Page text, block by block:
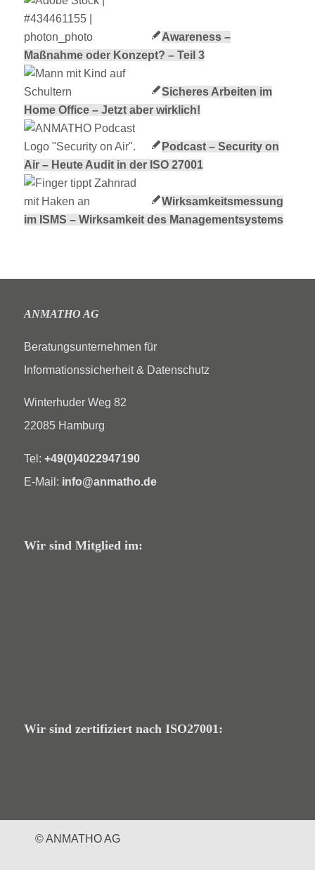
Awareness –
Maßnahme oder Konzept? – Teil 3
Sicheres Arbeiten im
Home Office – Jetzt aber wirklich!
Podcast – Security on
Air – Heute Audit in der ISO 27001
Wirksamkeitsmessung
im ISMS – Wirksamkeit des Managementsystems
ANMATHO AG
Beratungsunternehmen für
Informationssicherheit & Datenschutz
Winterhuder Weg 82
22085 Hamburg
Tel: +49(0)4022947190
E-Mail: info@anmatho.de
Wir sind Mitglied im:
Wir sind zertifiziert nach ISO27001:
© ANMATHO AG